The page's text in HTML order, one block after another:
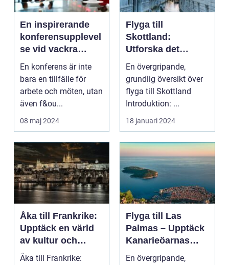
En inspirerande
konferensupplevel
se vid vackra
Tylösand
En konferens är inte
bara en tillfälle för
arbete och möten, utan
även f&ou...
08 maj 2024
Flyga till
Skottland:
Utforska det
vackra landet på
ännu enklast sätt
En övergripande,
grundlig översikt över
flyga till Skottland
Introduktion: ...
18 januari 2024
Åka till Frankrike:
Upptäck en värld
av kultur och
skönhet
Åka till Frankrike:
Flyga till Las
Palmas – Upptäck
Kanarieöarnas
pärla
En övergripande,